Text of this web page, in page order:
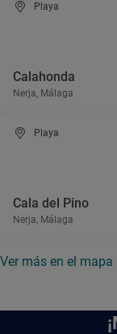
Playa
Calahonda
Nerja, Málaga
Playa
Cala del Pino
Nerja, Málaga
Ver más en el mapa